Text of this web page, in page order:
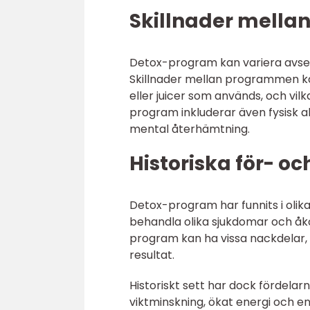
Skillnader
Detox-program kan variera
Skillnader mellan programmen
eller juicer som används, och
program inkluderar även fysisk
mental återhämtning.
Historiska för-
Detox-program har funnits i
behandla olika sjukdomar och
program kan ha vissa
resultat.
Historiskt sett har dock
viktminskning, ökat energi och